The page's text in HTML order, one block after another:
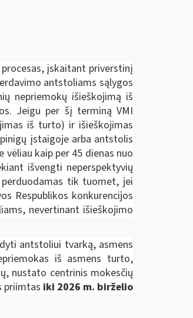
įskaitant priverstinį
antstoliams sąlygos
nepriemokų išieškojimą iš
Jeigu per šį terminą VMI
iš turto) ir išieškojimas
įstaigoje arba antstolis
kaip per 45 dienas nuo
išvengti neperspektyvių
tik tuomet, jei
Respublikos konkurencijos
nevertinant išieškojimo
antstoliui tvarką, asmens
iš asmens turto,
nustato centrinis mokesčių
priimtas iki 2026 m. birželio